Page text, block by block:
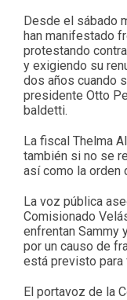
Desde el sábado
han manifestado
protestando
y exigiendo su
dos años cuando
presidente Otto
baldetti.
La fiscal Thelma
también si no se
así como la orden
La voz pública
Comisionado
enfrentan Sammy
por un causo de
está previsto
El portavoz de la